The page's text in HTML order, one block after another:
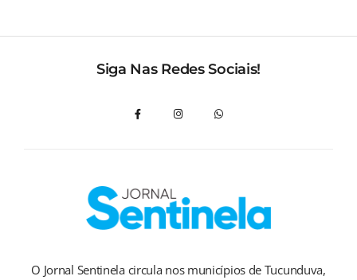
Siga Nas Redes Sociais!
O Jornal Sentinela circula nos municípios de Tucunduva,